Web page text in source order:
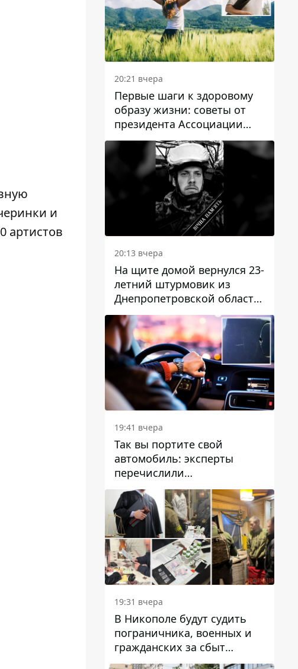
и
артистов
20:21 вчера
Первые шаги к здоровому
образу жизни: советы от
президента Ассоциации
диетологов Украины
20:13 вчера
На щите домой вернулся 23-
летний штурмовик из
Днепропетровской области
Богдан Бескровный
19:41 вчера
Так вы портите свой
автомобиль: эксперты
перечислили
распространенные
привычки водителей,
которые на самом деле
вредят машине
19:31 вчера
В Никополе будут судить
пограничника, военных и
гражданских за сбыт
психотропов